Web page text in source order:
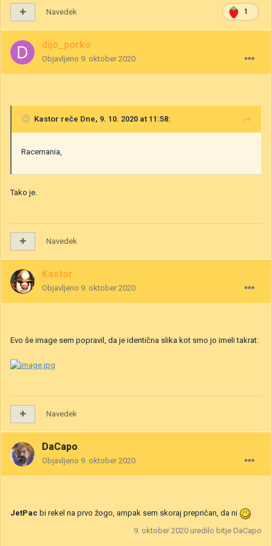
1
Navedek
dijo_porko
Objavljeno 9. oktober 2020
Kastor reče Dne, 9. 10. 2020 at 11:58:
Racemania,
Tako je.
Navedek
Kastor
Objavljeno 9. oktober 2020
Evo še image sem popravil, da je identična slika kot smo jo imeli takrat:
Navedek
DaCapo
Objavljeno 9. oktober 2020
JetPac bi rekel na prvo žogo, ampak sem skoraj prepričan, da ni
9. oktober 2020 uredilo bitje DaCapo